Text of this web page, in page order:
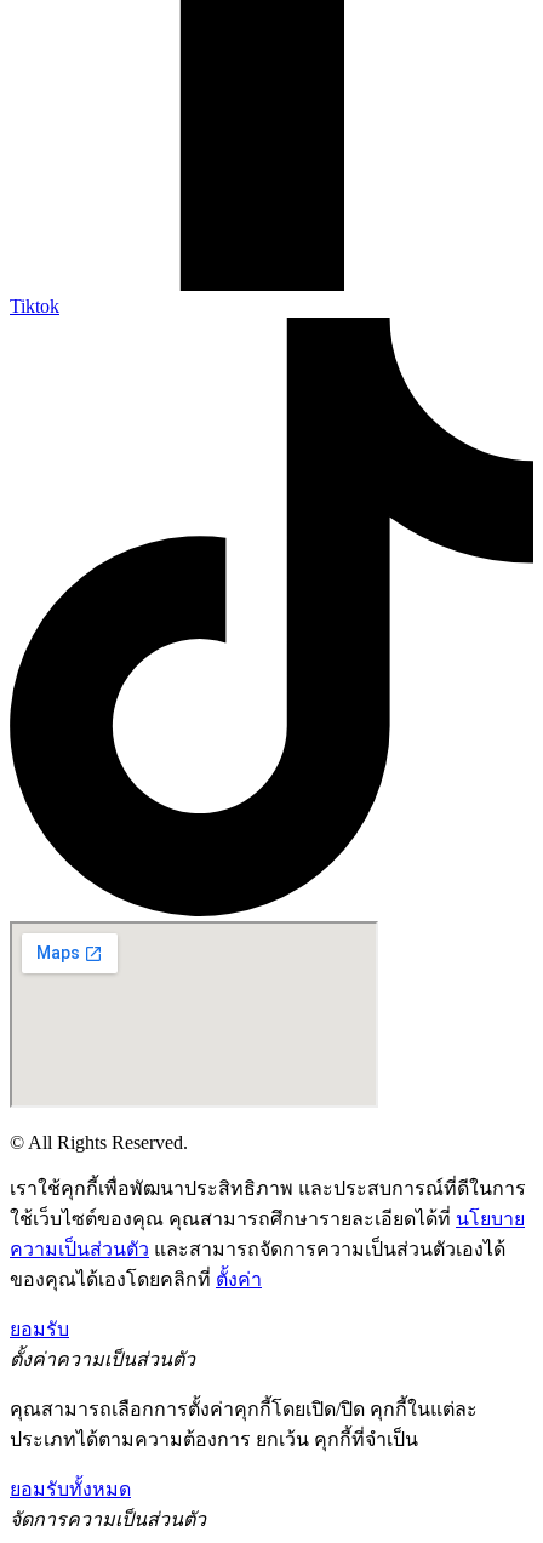
Tiktok
© All Rights Reserved.
เราใช้คุกกี้เพื่อพัฒนาประสิทธิภาพ และประสบการณ์ที่ดีในการ
ใช้เว็บไซต์ของคุณ คุณสามารถศึกษารายละเอียดได้ที่ นโยบาย
ความเป็นส่วนตัว และสามารถจัดการความเป็นส่วนตัวเองได้
ของคุณได้เองโดยคลิกที่ ตั้งค่า
ยอมรับ
ตั้งค่าความเป็นส่วนตัว
คุณสามารถเลือกการตั้งค่าคุกกี้โดยเปิด/ปิด คุกกี้ในแต่ละ
ประเภทได้ตามความต้องการ ยกเว้น คุกกี้ที่จำเป็น
ยอมรับทั้งหมด
จัดการความเป็นส่วนตัว